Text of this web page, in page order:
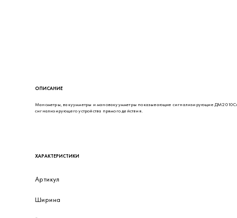
ОПИСАНИЕ
Манометры, вакуумметры и мановакуумметры показывающие сигнализирующие
сигнализирующего устройства прямого действия.
ХАРАКТЕРИСТИКИ
Артикул
Ширина